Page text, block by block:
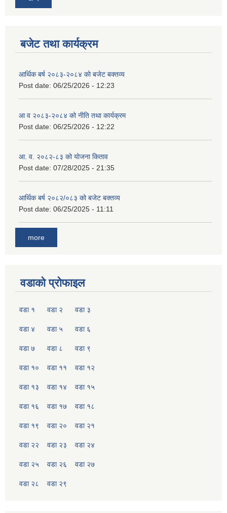
बजेट तथा कार्यक्रम
आर्थिक बर्ष २०८३-२०८४ को बजेट बक्तव्य
Post date: 06/25/2026 - 12:23
आ व २०८३-२०८४ को नीति तथा कार्यक्रम
Post date: 06/25/2026 - 12:22
आ. व. २०८२-८३ को योजना किताव
Post date: 07/28/2025 - 21:35
आर्थिक बर्ष २०८२/०८३ को बजेट बक्तव्य
Post date: 06/25/2025 - 11:11
more
वडाको प्रोफाइल
वडा १ वडा २ वडा ३
वडा ४ वडा ५ वडा ६
वडा ७ वडा ८ वडा ९
वडा १० वडा ११ वडा १२
वडा १३ वडा १४ वडा १५
वडा १६ वडा १७ वडा १८
वडा १९ वडा २० वडा २१
वडा २२ वडा २३ वडा २४
वडा २५ वडा २६ वडा २७
वडा २८ वडा २९